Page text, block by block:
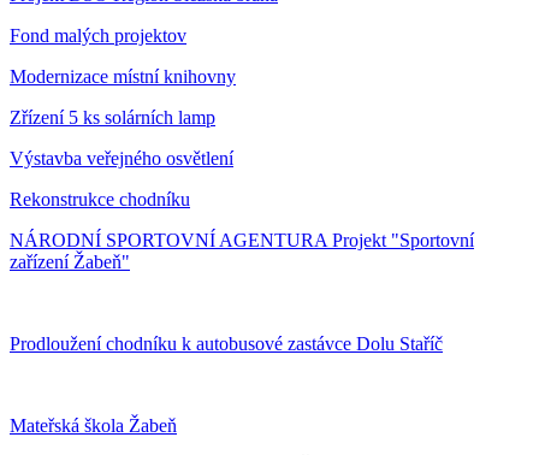
Fond malých projektov
Modernizace místní knihovny
Zřízení 5 ks solárních lamp
Výstavba veřejného osvětlení
Rekonstrukce chodníku
NÁRODNÍ SPORTOVNÍ AGENTURA Projekt "Sportovní
zařízení Žabeň"
Prodloužení chodníku k autobusové zastávce Dolu Staříč
Mateřská škola Žabeň